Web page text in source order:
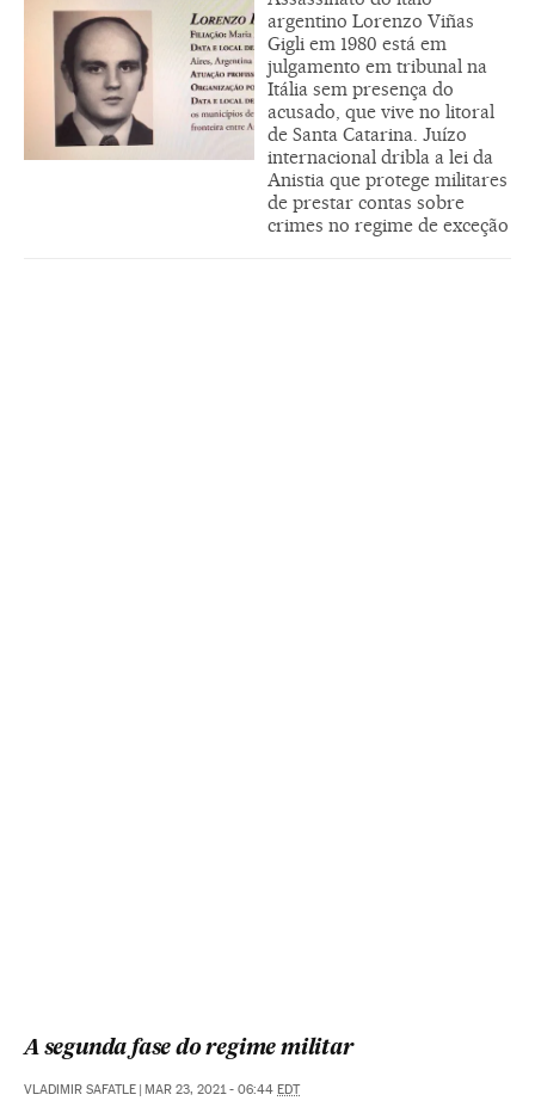
argentino Lorenzo Viñas
Gigli em 1980 está em
julgamento em tribunal na
Itália sem presença do
acusado, que vive no litoral
de Santa Catarina. Juízo
internacional dribla a lei da
Anistia que protege militares
de prestar contas sobre
crimes no regime de exceção
A segunda fase do regime militar
VLADIMIR SAFATLE MAR 23, 2021 - 06:44 EDT